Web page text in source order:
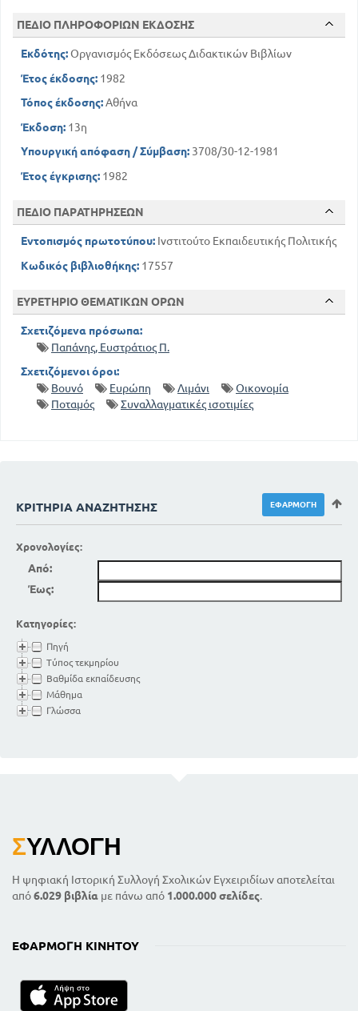
ΠΕΔΙΟ ΠΛΗΡΟΦΟΡΙΩΝ ΕΚΔΟΣΗΣ
Εκδότης:Οργανισμός Εκδόσεως Διδακτικών Βιβλίων
Έτος έκδοσης: 1982
Τόπος έκδοσης:Αθήνα
Έκδοση: 13η
Υπουργική απόφαση / Σύμβαση: 3708/30-12-1981
Έτος έγκρισης: 1982
ΠΕΔΙΟ ΠΑΡΑΤΗΡΗΣΕΩΝ
Εντοπισμός πρωτοτύπου: Ινστιτούτο Εκπαιδευτικής Πολιτικής
Κωδικός βιβλιοθήκης: 17557
ΕΥΡΕΤΗΡΙΟ ΘΕΜΑΤΙΚΩΝ ΟΡΩΝ
Σχετιζόμενα πρόσωπα:
Παπάνης, Ευστράτιος Π.
Σχετιζόμενοι όροι:
Βουνό
Ευρώπη Λιμάνι
Οικονομία
Ποταμός
Συναλλαγματικές ισοτιμίες
ΚΡΙΤΉΡΙΑ ΑΝΑΖΉΤΗΣΗΣ
Χρονολογίες:
Από:
Έως:
Κατηγορίες:
Πηγή
Τύπος τεκμηρίου
Βαθμίδα εκπαίδευσης
Μάθημα
Γλώσσα
ΣΥΛΛΟΓΉ
Η ψηφιακή Ιστορική Συλλογή Σχολικών Εγχειριδίων αποτελείται
από6.029 βιβλία με πάνω από 1.000.000 σελίδες.
ΕΦΑΡΜΟΓΉ ΚΙΝΗΤΟΎ